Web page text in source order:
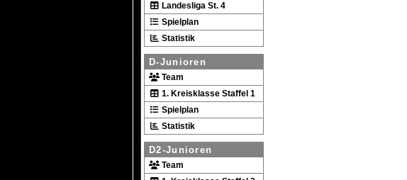
Landesliga St. 4
Spielplan
Statistik
D-Junioren
Team
1. Kreisklasse Staffel 1
Spielplan
Statistik
D2-Junioren
Team